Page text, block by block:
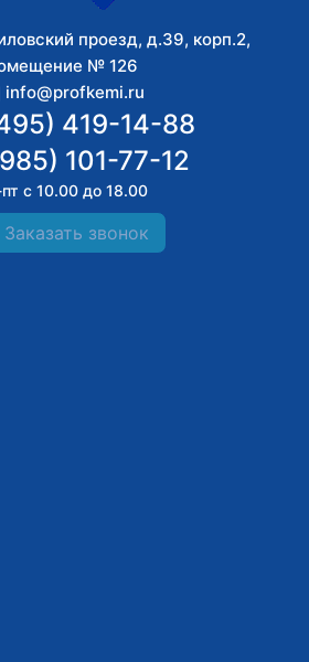
проезд, д.39, корп.2,
№ 126
info@profkemi.ru
419-14-88
101-77-12
с 10.00 до 18.00
Заказать звонок